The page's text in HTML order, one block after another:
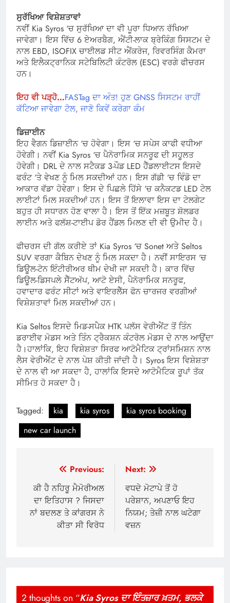
ਸੁਰੱਖਿਆ ਵਿਸ਼ੇਸ਼ਤਾਵਾਂ
ਨਵੀਂ Kia Syros ‘ਚ ਸੁਰੱਖਿਆ ਦਾ ਵੀ ਪੂਰਾ ਧਿਆਨ ਰੱਖਿਆ
ਜਾਵੇਗਾ। ਇਸ ਵਿੱਚ 6 ਏਅਰਬੈਗ, ਐਂਟੀ-ਲਾਕ ਬ੍ਰੇਕਿੰਗ ਸਿਸਟਮ ਦੇ
ਨਾਲ EBD, ISOFIX ਚਾਈਲਡ ਸੀਟ ਐਂਕਰੇਜ, ਰਿਵਰਸਿੰਗ ਕੈਮਰਾ
ਅਤੇ ਇਲੈਕਟ੍ਰਾਨਿਕ ਸਟੇਬਿਲਿਟੀ ਕੰਟਰੋਲ (ESC) ਵਰਗੇ ਫੀਚਰਸ
ਹਨ।
ਇਹ ਵੀ ਪੜ੍ਹੋ…FASTag ਦਾ ਅੰਤ! ਹੁਣ GNSS ਸਿਸਟਮ ਰਾਹੀਂ
ਕੱਟਿਆ ਜਾਵੇਗਾ ਟੋਲ, ਜਾਣੋ ਕਿਵੇਂ ਕਰੇਗਾ ਕੰਮ
ਡਿਜ਼ਾਈਨ
ਇਹ ਵੈਗਨ ਡਿਜ਼ਾਈਨ ‘ਚ ਹੋਵੇਗਾ। ਇਸ ‘ਚ ਸਪੇਸ ਕਾਫੀ ਵਧੀਆ
ਹੋਵੇਗੀ। ਨਵੀਂ Kia Syros ‘ਚ ਪੈਨੋਰਾਮਿਕ ਸਨਰੂਫ ਦੀ ਸਹੂਲਤ
ਹੋਵੇਗੀ। DRL ਦੇ ਨਾਲ ਸਟੈਕਡ 3-ਪੌਡ LED ਹੈੱਡਲਾਈਟਸ ਇਸਦੇ
ਫਰੰਟ ‘ਤੇ ਵੇਖਣ ਨੂੰ ਮਿਲ ਸਕਦੀਆਂ ਹਨ। ਇਸ ਗੱਡੀ ‘ਚ ਵਿੰਡੋ ਦਾ
ਆਕਾਰ ਵੱਡਾ ਹੋਵੇਗਾ। ਇਸ ਦੇ ਪਿਛਲੇ ਹਿੱਸੇ ‘ਚ ਕਨੈਕਟਡ LED ਟੇਲ
ਲਾਈਟਾਂ ਮਿਲ ਸਕਦੀਆਂ ਹਨ। ਇਸ ਤੋਂ ਇਲਾਵਾ ਇਸ ਦਾ ਟੇਲਗੇਟ
ਬਹੁਤ ਹੀ ਸਧਾਰਨ ਹੋਣ ਵਾਲਾ ਹੈ। ਇਸ ਤੋਂ ਇੱਕ ਮਜ਼ਬੂਤ ਸ਼ੋਲਡਰ
ਲਾਈਨ ਅਤੇ ਫਲੱਸ਼-ਟਾਈਪ ਡੋਰ ਹੈਂਡਲ ਮਿਲਣ ਦੀ ਵੀ ਉਮੀਦ ਹੈ।
ਫੀਚਰਸ ਦੀ ਗੱਲ ਕਰੀਏ ਤਾਂ Kia Syros ‘ਚ Sonet ਅਤੇ Seltos
SUV ਵਰਗਾ ਕੈਬਿਨ ਦੇਖਣ ਨੂੰ ਮਿਲ ਸਕਦਾ ਹੈ। ਨਵੀਂ ਸਾਇਰਸ ‘ਚ
ਡਿਊਲ-ਟੋਨ ਇੰਟੀਰੀਅਰ ਥੀਮ ਦੇਖੀ ਜਾ ਸਕਦੀ ਹੈ। ਕਾਰ ਵਿੱਚ
ਡਿਊਲ-ਡਿਸਪਲੇ ਸੈੱਟਅੱਪ, ਆਟੋ ਏਸੀ, ਪੈਨੋਰਾਮਿਕ ਸਨਰੂਫ,
ਹਵਾਦਾਰ ਫਰੰਟ ਸੀਟਾਂ ਅਤੇ ਵਾਇਰਲੈੱਸ ਫੋਨ ਚਾਰਜਰ ਵਰਗੀਆਂ
ਵਿਸ਼ੇਸ਼ਤਾਵਾਂ ਮਿਲ ਸਕਦੀਆਂ ਹਨ।
Kia Seltos ਇਸਦੇ ਮਿਡ-ਸਪੈਕ HTK ਪਲੱਸ ਵੇਰੀਐਂਟ ਤੋਂ ਤਿੰਨ
ਡਰਾਈਵ ਮੋਡਸ ਅਤੇ ਤਿੰਨ ਟ੍ਰੈਕਸ਼ਨ ਕੰਟਰੋਲ ਮੋਡਸ ਦੇ ਨਾਲ ਆਉਂਦਾ
ਹੈ।ਹਾਲਾਂਕਿ, ਇਹ ਵਿਸ਼ੇਸ਼ਤਾ ਸਿਰਫ ਆਟੋਮੈਟਿਕ ਟ੍ਰਾਂਸਮਿਸ਼ਨ ਨਾਲ
ਲੈਸ ਵੇਰੀਐਂਟ ਦੇ ਨਾਲ ਪੇਸ਼ ਕੀਤੀ ਜਾਂਦੀ ਹੈ। Syros ਇਸ ਵਿਸ਼ੇਸ਼ਤਾ
ਦੇ ਨਾਲ ਵੀ ਆ ਸਕਦਾ ਹੈ, ਹਾਲਾਂਕਿ ਇਸਦੇ ਆਟੋਮੈਟਿਕ ਰੂਪਾਂ ਤੱਕ
ਸੀਮਿਤ ਹੋ ਸਕਦਾ ਹੈ।
Tagged: kia kia syros
kia syros booking
new car launch
navigation
Previous:
ਕੀ ਹੈ ਨਹਿਰੂ ਮੈਮੋਰੀਅਲ
ਦਾ ਇਤਿਹਾਸ ? ਜਿਸਦਾ
ਨਾਂ ਬਦਲਣ ਤੇ ਕਾਂਗਰਸ ਨੇ
ਕੀਤਾ ਸੀ ਵਿਰੋਧ
Next:
ਵਧਦੇ ਮੋਟਾਪੇ ਤੋਂ ਹੋ
ਪਰੇਸ਼ਾਨ, ਅਪਣਾਓ ਇਹ
ਨਿਯਮ; ਤੇਜ਼ੀ ਨਾਲ ਘਟੇਗਾ
ਵਜ਼ਨ
2 thoughts on “Kia Syros ਦਾ ਇੰਤਜ਼ਾਰ ਖ਼ਤਮ, ਭਲਕੇ